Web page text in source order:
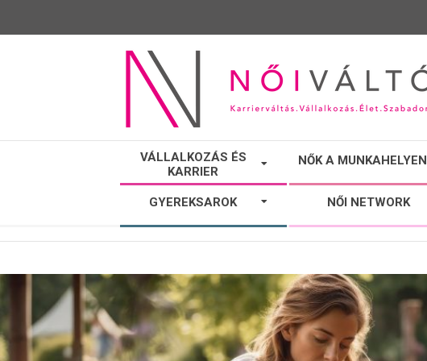
NŐI
VÁLTÓ
VÁLLALKOZÁS ÉS
KARRIER
NŐK A MUNKAHELYEN
GYEREKSAROK NŐI NETWORK